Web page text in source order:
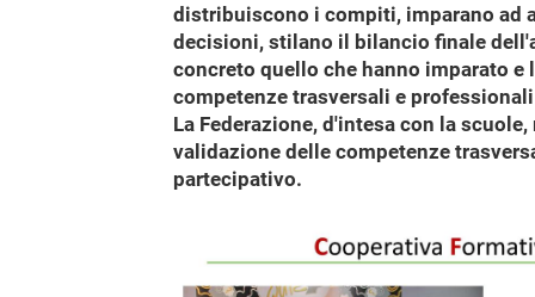
distribuiscono i compiti, imparano ad
decisioni, stilano il bilancio finale
concreto quello che hanno imparato
competenze trasversali e
La Federazione, d'intesa con la
validazione delle competenze
partecipativo.